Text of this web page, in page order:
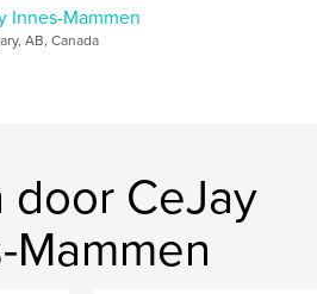
alberta ,
Innes-Mammen
AB, Canada
door CeJay
Mammen